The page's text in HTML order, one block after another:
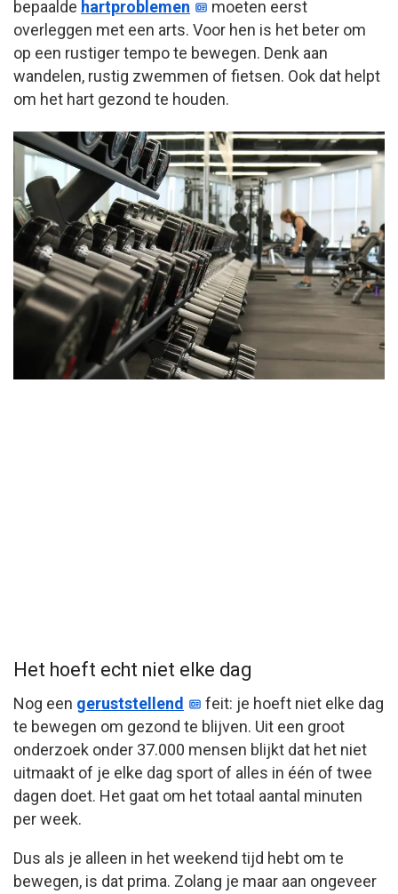
bepaalde hartproblemen
moeten eerst
overleggen met een arts. Voor hen is het beter om
op een rustiger tempo te bewegen. Denk aan
wandelen, rustig zwemmen of fietsen. Ook dat helpt
om het hart gezond te houden.
Het hoeft echt niet elke dag
Nog een geruststellend
feit: je hoeft niet elke dag
te bewegen om gezond te blijven. Uit een groot
onderzoek onder 37.000 mensen blijkt dat het niet
uitmaakt of je elke dag sport of alles in één of twee
dagen doet. Het gaat om het totaal aantal minuten
per week.
Dus als je alleen in het weekend tijd hebt om te
bewegen, is dat prima. Zolang je maar aan ongeveer